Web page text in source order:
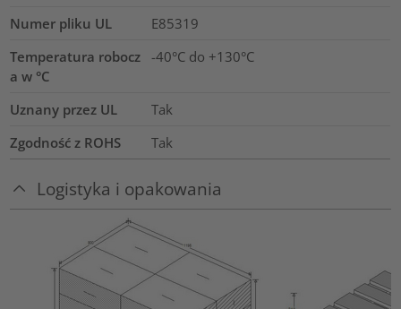
Numer pliku UL
E85319
Temperatura robocz
a w °C
-40°C do +130°C
Uznany przez UL
Tak
Zgodność z ROHS
Tak
Logistyka i opakowania